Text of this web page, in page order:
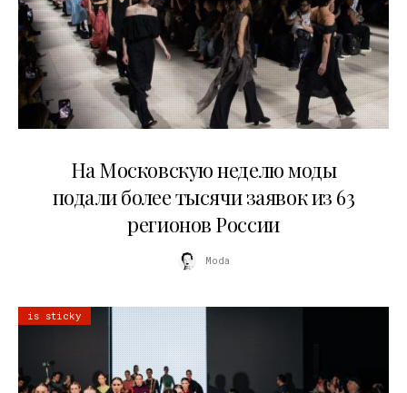
На Московскую неделю моды
подали более тысячи заявок из 63
регионов России
Moda
is sticky